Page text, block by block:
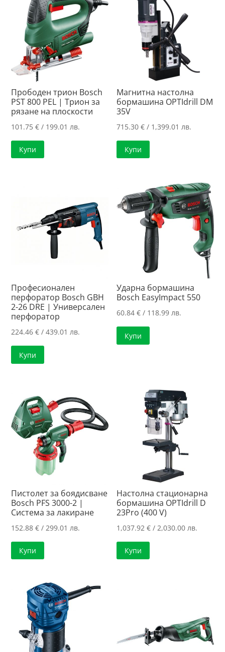
Прободен трион Bosch
PST 800 PEL | Трион за
рязане на плоскости
101.75€ / 199.01 лв.
Купи
Магнитна настолна
бормашина OPTIdrill DM
35V
715.30€ / 1,399.01 лв.
Купи
Професионален
перфоратор Bosch GBH
2-26 DRE | Универсален
перфоратор
224.46€ / 439.01 лв.
Купи
Ударна бормашина
Bosch EasyImpact 550
60.84€ / 118.99 лв.
Купи
Пистолет за боядисване
Bosch PFS 3000-2 |
Система за лакиране
152.88€ / 299.01 лв.
Купи
Настолна стационарна
бормашина OPTIdrill D
23Pro (400 V)
1,037.92€ / 2,030.00 лв.
Купи